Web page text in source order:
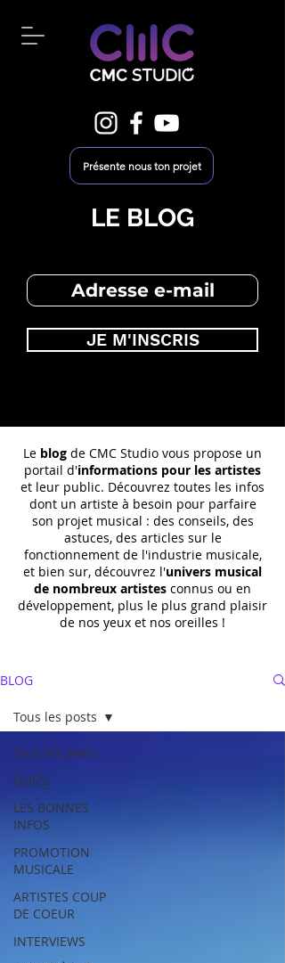
Présente nous ton projet
LE BLOG
JE M'INSCRIS
Le blog de CMC Studio vous propose un
portail d'informations pour les artistes
et leur public. Découvrez toutes les infos
dont un artiste à besoin pour parfaire
son projet musical : des conseils, des
astuces, des articles sur le
fonctionnement de l'industrie musicale,
et bien sur, découvrez l'univers musical
de nombreux artistes connus ou en
développement, plus le plus grand plaisir
de nos yeux et nos oreilles !
BLOG
Tous les posts
QUIZZ
LES BONNES
INFOS
PROMOTION
MUSICALE
ARTISTES COUP
DE COEUR
INTERVIEWS
Tous les posts